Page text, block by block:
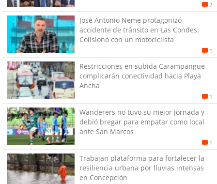
2
José Antonio Neme protagonizó
accidente de tránsito en Las Condes:
Colisionó con un motociclista
1
Restricciones en subida Carampangue
complicarán conectividad hacia Playa
Ancha
1
Wanderers no tuvo su mejor jornada y
debió bregar para empatar como local
ante San Marcos
1
Trabajan plataforma para fortalecer la
resiliencia urbana por lluvias intensas
en Concepción